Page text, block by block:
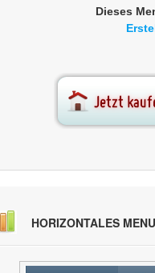
Dieses
HORIZONTALES